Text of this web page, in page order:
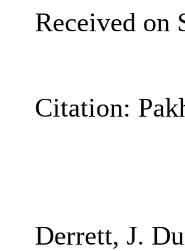
Received on
Citation:
Derrett, J.